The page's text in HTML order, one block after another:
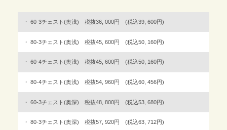
60-3チェスト(奥浅) 税抜36, 000円 (税込39, 600円)
80-3チェスト(奥浅) 税抜45, 600円 (税込50, 160円)
60-4チェスト(奥浅) 税抜45, 600円 (税込50, 160円)
80-4チェスト(奥浅) 税抜54, 960円 (税込60, 456円)
60-3チェスト(奥深) 税抜48, 800円 (税込53, 680円)
80-3チェスト(奥深) 税抜57, 920円 (税込63, 712円)